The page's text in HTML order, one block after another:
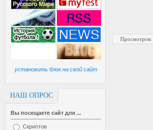
установить блок на свой сайт
НАШ ОПРОС
Вы посещаете сайт для ...
Скриптов
Просмотров: